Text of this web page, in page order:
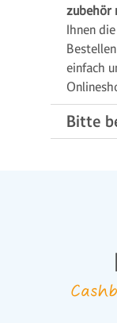
zubehör
Ihnen
einfach
Bitte